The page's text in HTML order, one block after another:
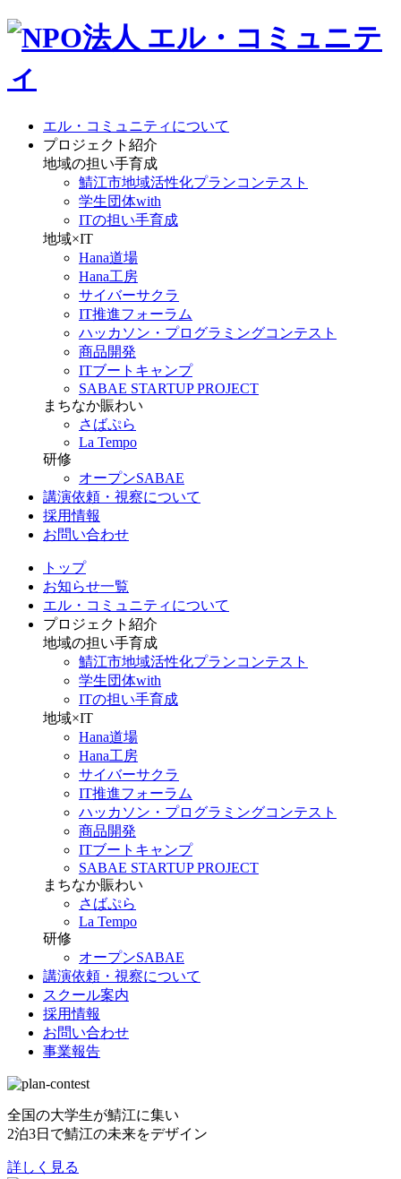
エル・コミュニティについて
プロジェクト紹介
地域の担い手育成
鯖江市地域活性化プランコンテスト
学生団体with
ITの担い手育成
地域×IT
Hana道場
Hana工房
サイバーサクラ
IT推進フォーラム
ハッカソン・プログラミングコンテスト
商品開発
ITブートキャンプ
SABAE STARTUP PROJECT
まちなか賑わい
さばぷら
La Tempo
研修
オープンSABAE
講演依頼・視察について
採用情報
お問い合わせ
トップ
お知らせ一覧
エル・コミュニティについて
プロジェクト紹介
地域の担い手育成
鯖江市地域活性化プランコンテスト
学生団体with
ITの担い手育成
地域×IT
Hana道場
Hana工房
サイバーサクラ
IT推進フォーラム
ハッカソン・プログラミングコンテスト
商品開発
ITブートキャンプ
SABAE STARTUP PROJECT
まちなか賑わい
さばぷら
La Tempo
研修
オープンSABAE
講演依頼・視察について
スクール案内
採用情報
お問い合わせ
事業報告
全国の大学生が鯖江に集い
2泊3日で鯖江の未来をデザイン
詳しく見る